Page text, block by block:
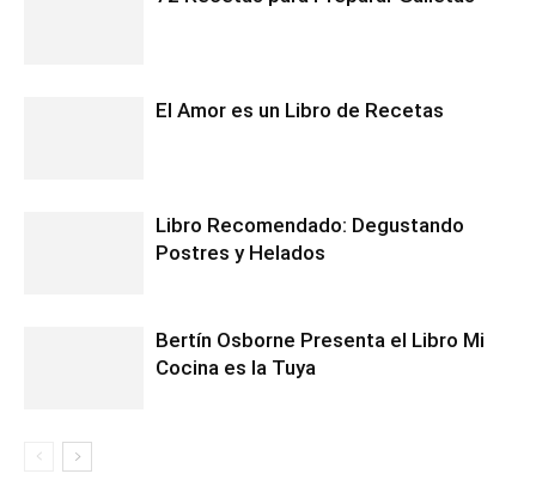
El Amor es un Libro de Recetas
Libro Recomendado: Degustando
Postres y Helados
Bertín Osborne Presenta el Libro Mi
Cocina es la Tuya